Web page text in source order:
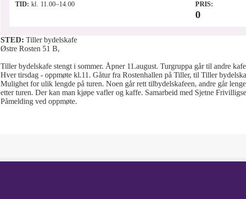
TID kl. 11.00–14.00 PRIS
0
STED: Tiller bydelskafe
Østre Rosten 51 B,
Tiller bydelskafe stengt i sommer. Åpner 11.august. Turgruppa går til andre
Hver tirsdag - oppmøte kl.11. Gåtur fra Rostenhallen på Tiller, til Tiller
Mulighet for ulik lengde på turen. Noen går rett tilbydelskafeen, andre går
etter turen. Der kan man kjøpe vafler og kaffe. Samarbeid med Sjetne
Påmelding ved oppmøte.